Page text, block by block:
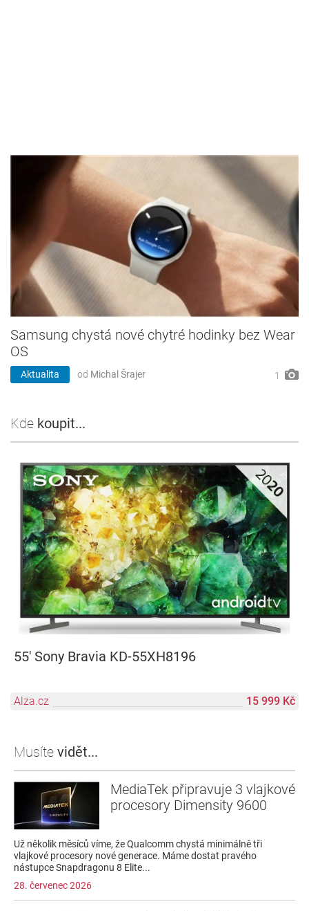
Samsung chystá nové chytré hodinky bez Wear
OS
Aktualita od Michal Šrajer 1
Kde koupit...
55' Sony Bravia KD-55XH8196
Alza.cz 15 999 Kč
Musíte vidět...
MediaTek připravuje 3 vlajkové
procesory Dimensity 9600
Už několik měsíců víme, že Qualcomm chystá minimálně tři
vlajkové procesory nové generace. Máme dostat pravého
nástupce Snapdragonu 8 Elite...
28. červenec 2026